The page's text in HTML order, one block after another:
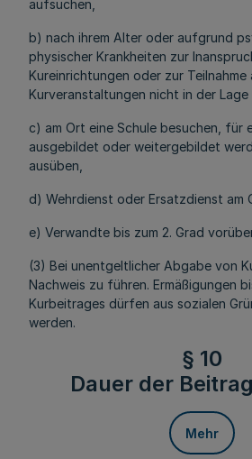
aufsuchen,
b) nach ihrem Alter oder aufgrund
physischer Krankheiten zur
Kureinrichtungen oder zur Teilnahme
Kurveranstaltungen nicht in der Lage
c) am Ort eine Schule besuchen, für
ausgebildet oder weitergebildet
ausüben,
d) Wehrdienst oder Ersatzdienst am
e) Verwandte bis zum 2. Grad
(3) Bei unentgeltlicher Abgabe von
Nachweis zu führen. Ermäßigungen
Kurbeitrages dürfen aus sozialen
werden.
§ 10
Dauer der
Mehr